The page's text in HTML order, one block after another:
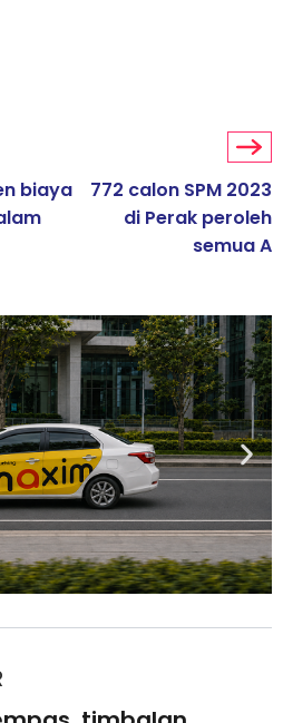
biaya
772 calon SPM 2023
di Perak peroleh
semua A